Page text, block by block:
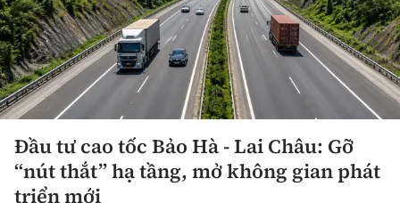
Đầu tư cao tốc Bảo Hà - Lai Châu: Gỡ
“nút thắt” hạ tầng, mở không gian phát
triển mới